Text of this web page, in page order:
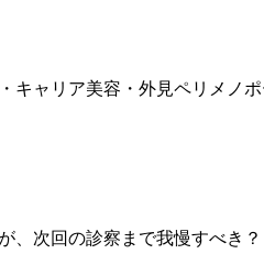
キャリア美容・外見ペリメノ
、次回の診察まで我慢すべき？